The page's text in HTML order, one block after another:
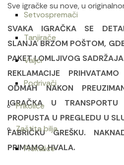
Setvospremači
Tanjirače
Valjci
Podrivači
Prikolice
Zaštita bilja
Prskalice
Sve igračke su nove, u
SVAKA IGRAČKA SE
SLANJA BRZOM POŠTOM,
PAKET LOMLJIVOG
REKLAMACIJE
ODMAH NAKON
IGRAČKA U
PROPUSTA U PREGLEDU U
FABRIČKU GREŠKU.
PRIMAMO, HVALA.